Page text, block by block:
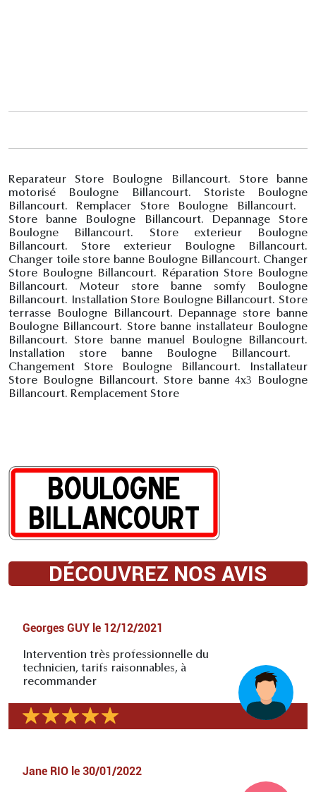
Reparateur Store Boulogne Billancourt. Store banne
motorisé Boulogne Billancourt. Storiste Boulogne
Billancourt. Remplacer Store Boulogne Billancourt.
Store banne Boulogne Billancourt. Depannage Store
Boulogne Billancourt. Store exterieur Boulogne
Billancourt. Store exterieur Boulogne Billancourt.
Changer toile store banne Boulogne Billancourt. Changer
Store Boulogne Billancourt. Réparation Store Boulogne
Billancourt. Moteur store banne somfy Boulogne
Billancourt. Installation Store Boulogne Billancourt. Store
terrasse Boulogne Billancourt. Depannage store banne
Boulogne Billancourt. Store banne installateur Boulogne
Billancourt. Store banne manuel Boulogne Billancourt.
Installation store banne Boulogne Billancourt.
Changement Store Boulogne Billancourt. Installateur
Store Boulogne Billancourt. Store banne 4x3 Boulogne
Billancourt. Remplacement Store
DÉCOUVREZ NOS AVIS
Georges GUY le 12/12/2021
Intervention très professionnelle du
technicien, tarifs raisonnables, à
recommander
Jane RIO le 30/01/2022